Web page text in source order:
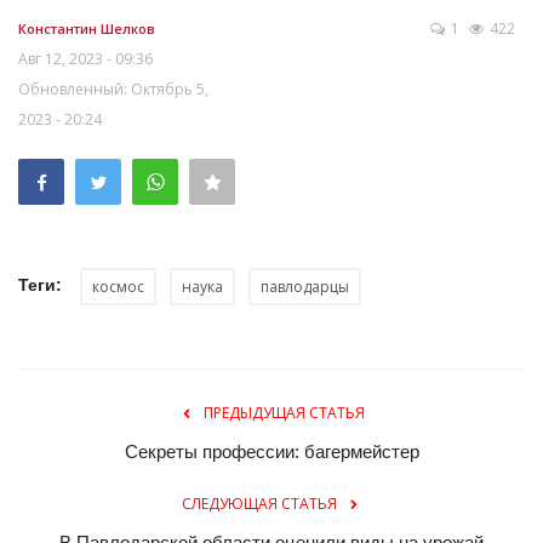
Константин Шелков
Авг 12, 2023 - 09:36
Обновленный: Октябрь 5,
2023 - 20:24
1 422
Теги: космос наука павлодарцы
ПРЕДЫДУЩАЯ СТАТЬЯ
Секреты профессии: багермейстер
СЛЕДУЮЩАЯ СТАТЬЯ